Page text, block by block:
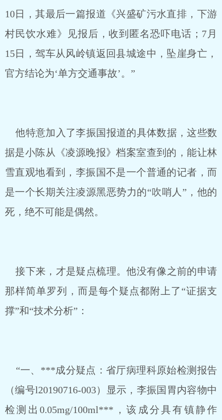
10日，其最后一篇报道《兴盛矿污水直排，下游
村民饮水难》见报后，收到匿名恐吓电话；7月
15日，驾车从风岭镇返回县城途中，坠崖身亡，
官方结论为‘单方交通事故’。”
他特意加入了李振国报道的具体数据，这些数
据是小陈从《凌源晚报》档案室查到的，能让林
雪直观地看到，李振国不是一个普通的记者，而
是一个长期关注凌源黑恶势力的“吹哨人”，他的
死，绝不可能是偶然。
接下来，才是疑点梳理。他没有像之前的申请
那样简单罗列，而是每个疑点都附上了“证据支
撑”和“技术分析”：
“一、***成分疑点：省厅病理科原始检测报告
（编号l20190716-003）显示，李振国胃内容物中
检测出0.05mg/100ml***，该成分具有镇静作